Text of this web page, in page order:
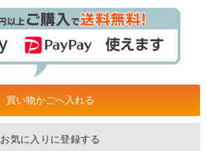
お気に入りに登録する